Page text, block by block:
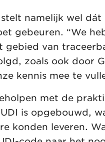
namelijk wel
gebeuren. “We
gebied van
zoals ook door
kennis mee te
met de
is opgebouwd,
konden leveren.